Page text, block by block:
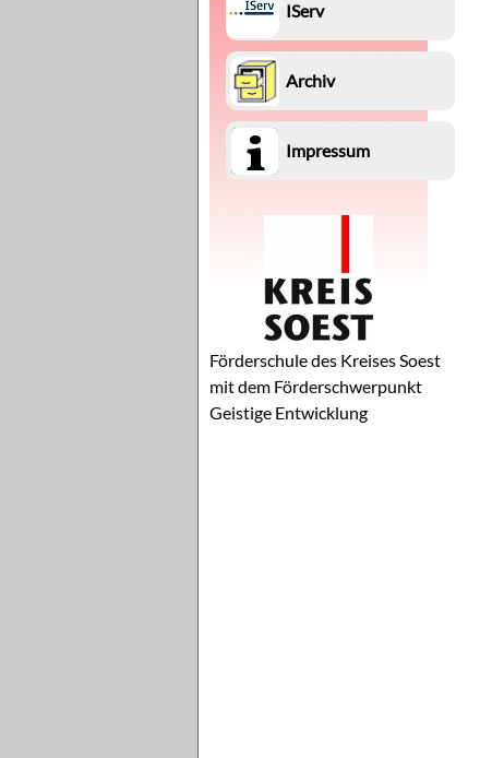
IServ
Archiv
Impressum
Förderschule des Kreises Soest
mit dem Förderschwerpunkt
Geistige Entwicklung